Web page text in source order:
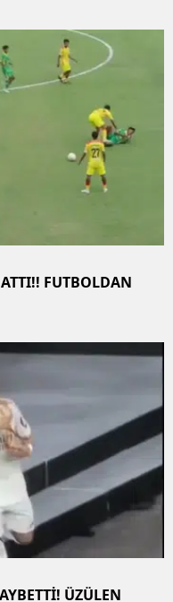
FUTBOLDAN
ÜZÜLEN